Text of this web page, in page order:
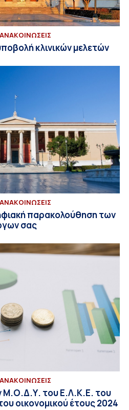
κλινικών μελετών
παρακολούθηση των
σας
Μ.Ο.Δ.Υ. του Ε.Λ.Κ.Ε. του
οικονομικού έτους 2024